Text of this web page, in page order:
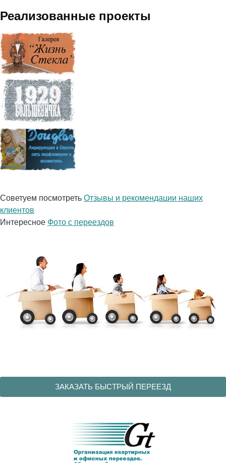
Реализованные проекты
Советуем посмотреть Отзывы и рекомендации наших
клиентов
Интересное Фото с переездов
ЗАКАЗАТЬ БЫСТРЫЙ ПЕРЕЕЗД